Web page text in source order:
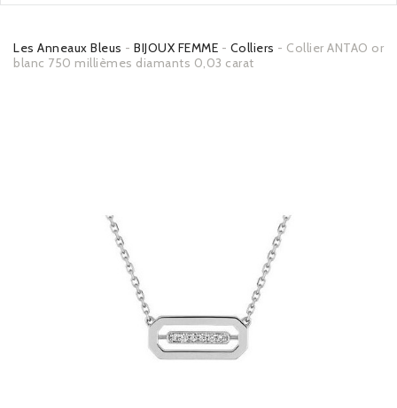
Les Anneaux Bleus BIJOUX FEMME Colliers
Collier ANTAO or
blanc 750 millièmes diamants 0,03 carat